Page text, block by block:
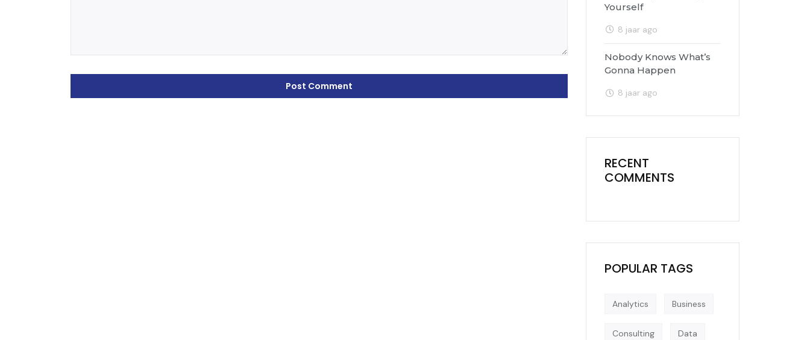
Yourself
8 jaar ago
Nobody Knows What’s
Gonna Happen
8 jaar ago
RECENT
COMMENTS
POPULAR TAGS
Analytics Business
Consulting Data